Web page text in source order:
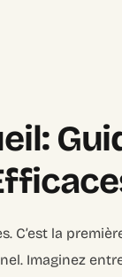
C’est la
Imaginez